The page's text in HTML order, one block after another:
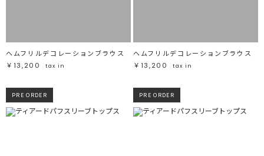
ヘムフリルデコレーションブラウス
￥13,200
tax in
ヘムフリルデコレーションブラウス
￥13,200
tax in
PRE ORDER PRE ORDER